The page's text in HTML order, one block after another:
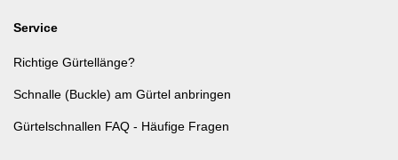
Service
Richtige Gürtellänge?
Schnalle (Buckle) am Gürtel anbringen
Gürtelschnallen FAQ - Häufige Fragen